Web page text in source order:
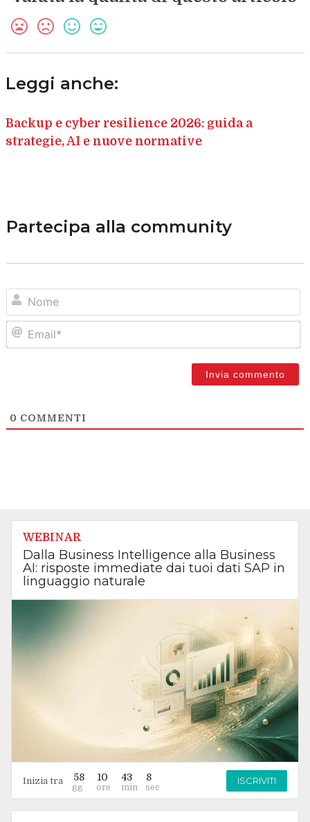
Leggi anche:
Backup e cyber resilience 2026: guida a
strategie, AI e nuove normative
Partecipa alla community
0 COMMENTI
WEBINAR
Dalla Business Intelligence alla Business
AI: risposte immediate dai tuoi dati SAP in
linguaggio naturale
Inizia tra 58 10 43 7 ISCRIVITI